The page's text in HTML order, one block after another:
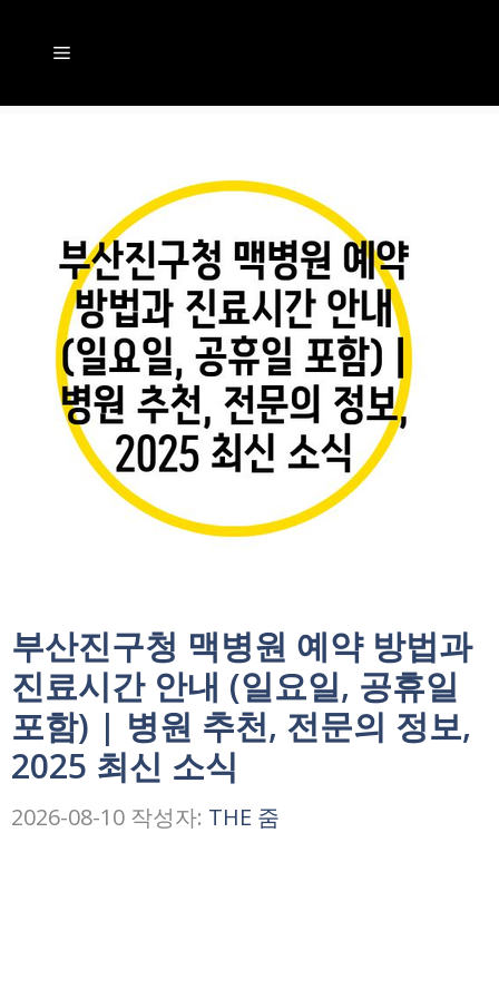
메
뉴
부산진구청 맥병원 예약 방법과
진료시간 안내 (일요일, 공휴일
포함) | 병원 추천, 전문의 정보,
2025 최신 소식
2026-08-10 작성자: THE 줌